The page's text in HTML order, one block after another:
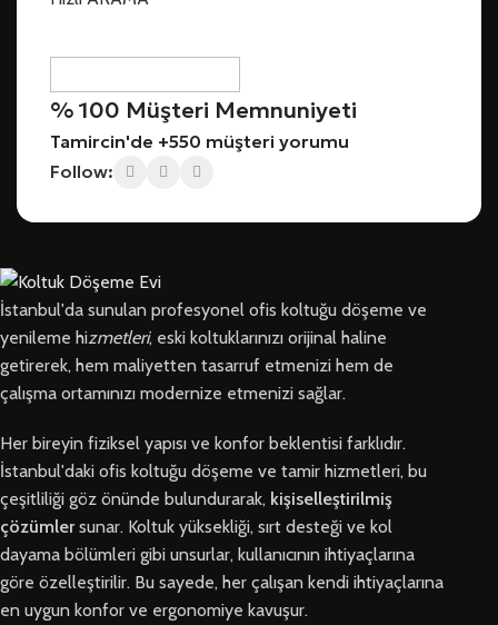
% 100 Müşteri Memnuniyeti
Tamircin'de +550 müşteri yorumu
Follow:
İstanbul'da sunulan profesyonel ofis koltuğu döşeme ve
yenileme hizmetleri, eski koltuklarınızı orijinal haline
getirerek, hem maliyetten tasarruf etmenizi hem de
çalışma ortamınızı modernize etmenizi sağlar.
Her bireyin fiziksel yapısı ve konfor beklentisi farklıdır.
İstanbul'daki ofis koltuğu döşeme ve tamir hizmetleri, bu
çeşitliliği göz önünde bulundurarak, kişiselleştirilmiş
çözümlersunar. Koltuk yüksekliği, sırt desteği ve kol
dayama bölümleri gibi unsurlar, kullanıcının ihtiyaçlarına
göre özelleştirilir. Bu sayede, her çalışan kendi ihtiyaçlarına
en uygun konfor ve ergonomiye kavuşur.